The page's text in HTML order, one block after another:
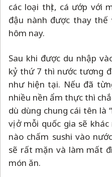
các loại thịt, cá ướp với
đậu nành được thay
hôm nay.
Sau khi được du nhập
kỷ thứ 7 thì nước tương
như hiện tại. Nếu đã
nhiều nền ẩm thực thì
dù dùng chung cái tên là
vị ở mỗi quốc gia sẽ
nào chấm sushi vào
sẽ rất mặn và làm mất
món ăn.